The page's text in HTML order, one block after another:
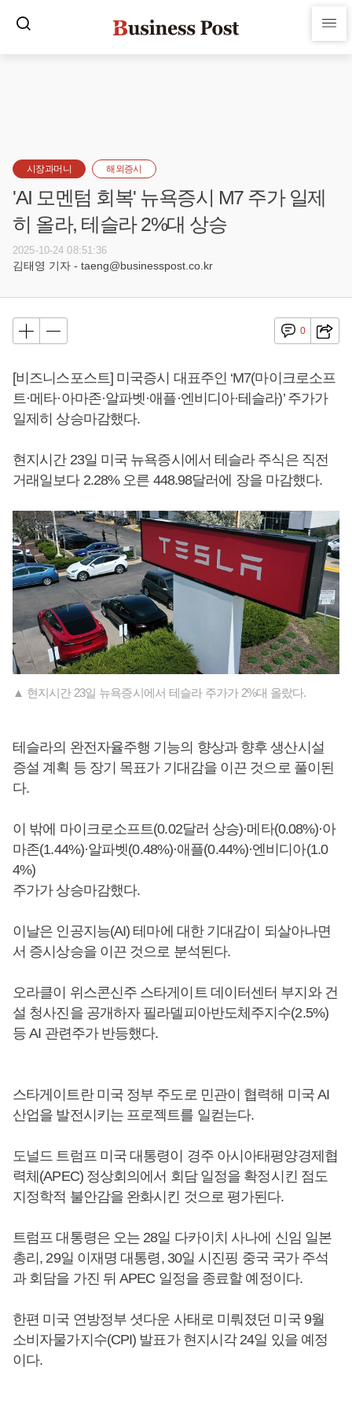
시장과머니 해외증시
'AI 모멘텀 회복' 뉴욕증시 M7 주가 일제
히 올라, 테슬라 2%대 상승
2025-10-24 08:51:36
김태영 기자 - taeng@businesspost.co.kr
0
[비즈니스포스트] 미국증시 대표주인 ‘M7(마이크로소프
트·메타·아마존·알파벳·애플·엔비디아·테슬라)’ 주가가
일제히 상승마감했다.
현지시간 23일 미국 뉴욕증시에서 테슬라 주식은 직전
거래일보다 2.28% 오른 448.98달러에 장을 마감했다.
▲ 현지시간 23일 뉴욕증시에서 테슬라 주가가 2%대 올랐다.
테슬라의 완전자율주행 기능의 향상과 향후 생산시설
증설 계획 등 장기 목표가 기대감을 이끈 것으로 풀이된
다.
이 밖에 마이크로소프트(0.02달러 상승)·메타(0.08%)·아
마존(1.44%)·알파벳(0.48%)·애플(0.44%)·엔비디아(1.0
4%)
주가가 상승마감했다.
이날은 인공지능(AI) 테마에 대한 기대감이 되살아나면
서 증시상승을 이끈 것으로 분석된다.
오라클이 위스콘신주 스타게이트 데이터센터 부지와 건
설 청사진을 공개하자 필라델피아반도체주지수(2.5%)
등 AI 관련주가 반등했다.
스타게이트란 미국 정부 주도로 민관이 협력해 미국 AI
산업을 발전시키는 프로젝트를 일컫는다.
도널드 트럼프 미국 대통령이 경주 아시아태평양경제협
력체(APEC) 정상회의에서 회담 일정을 확정시킨 점도
지정학적 불안감을 완화시킨 것으로 평가된다.
트럼프 대통령은 오는 28일 다카이치 사나에 신임 일본
총리, 29일 이재명 대통령, 30일 시진핑 중국 국가 주석
과 회담을 가진 뒤 APEC 일정을 종료할 예정이다.
한편 미국 연방정부 셧다운 사태로 미뤄졌던 미국 9월
소비자물가지수(CPI) 발표가 현지시각 24일 있을 예정
이다.